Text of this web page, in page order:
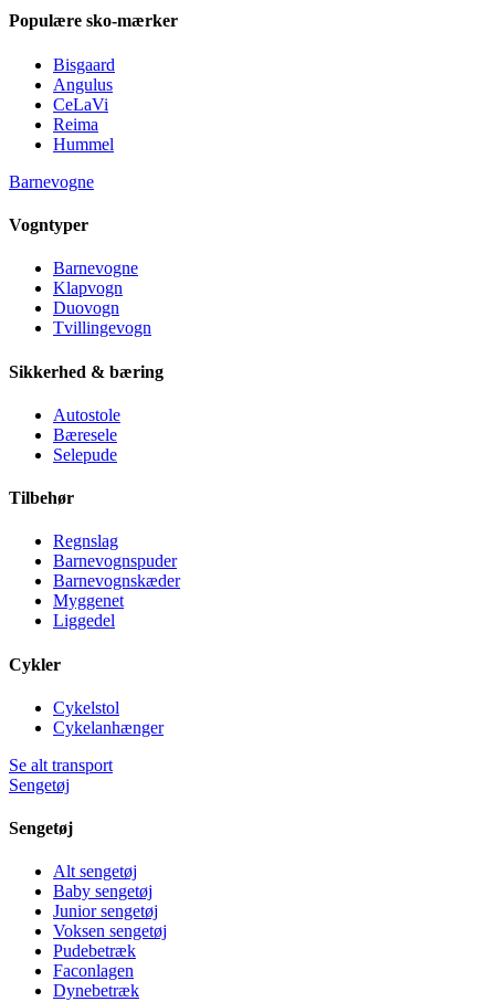
Populære sko-mærker
Bisgaard
Angulus
CeLaVi
Reima
Hummel
Barnevogne
Vogntyper
Barnevogne
Klapvogn
Duovogn
Tvillingevogn
Sikkerhed & bæring
Autostole
Bæresele
Selepude
Tilbehør
Regnslag
Barnevognspuder
Barnevognskæder
Myggenet
Liggedel
Cykler
Cykelstol
Cykelanhænger
Se alt transport
Sengetøj
Sengetøj
Alt sengetøj
Baby sengetøj
Junior sengetøj
Voksen sengetøj
Pudebetræk
Faconlagen
Dynebetræk